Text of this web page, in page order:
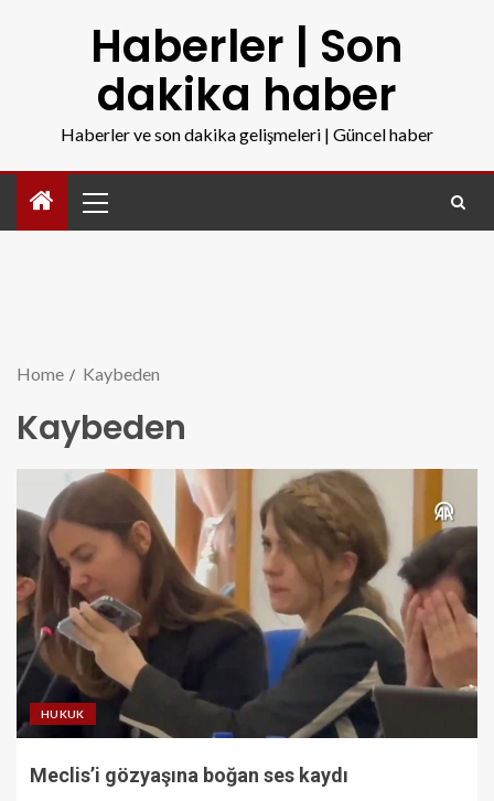
Haberler | Son
dakika haber
Haberler ve son dakika gelişmeleri | Güncel haber
Home Kaybeden
Kaybeden
HUKUK
Meclis’i gözyaşına boğan ses kaydı